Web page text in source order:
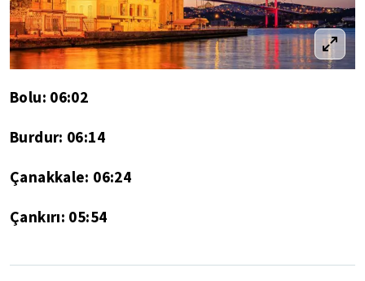
Bolu: 06:02
Burdur: 06:14
Çanakkale: 06:24
Çankırı: 05:54